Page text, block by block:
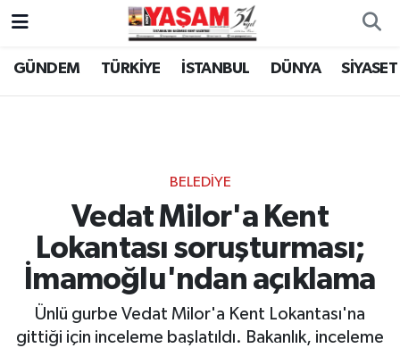
GÜNDEM TÜRKİYE İSTANBUL DÜNYA SİYASET
BELEDİYE
Vedat Milor'a Kent
Lokantası soruşturması;
İmamoğlu'ndan açıklama
Ünlü gurbe Vedat Milor'a Kent Lokantası'na
gittiği için inceleme başlatıldı. Bakanlık, inceleme